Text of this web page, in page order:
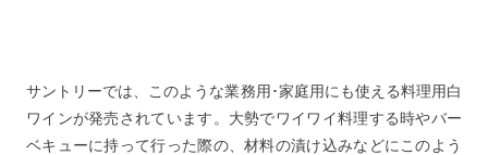
サントリーでは、このような業務用･家庭用にも使える料理用白
ワインが発売されています。大勢でワイワイ料理する時やバー
ベキューに持って行った際の、材料の漬け込みなどにこのよう